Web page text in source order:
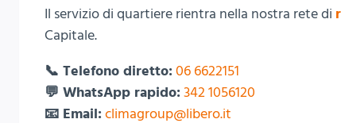
Il servizio di quartiere rientra nella nostra rete di
Capitale.
📞 Telefono diretto: 06 6622151
💬 WhatsApp rapido: 342 1056120
📧 Email: climagroup@libero.it